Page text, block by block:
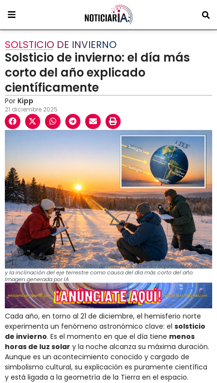
SOLSTICIO DE INVIERNO
Solsticio de invierno: el día más
corto del año explicado
científicamente
Por Kipp
21 diciembre 2025
Representación visual del solsticio de invierno, con el Sol bajo en el horizonte
y la inclinación del eje terrestre como causa del día más corto del año.
Imagen generada por IA
Cada año, en torno al 21 de diciembre, el hemisferio norte
experimenta un fenómeno astronómico clave: el solsticio
de invierno. Es el momento en que el día tiene menos
horas de luz solar y la noche alcanza su máxima duración.
Aunque es un acontecimiento conocido y cargado de
simbolismo cultural, su explicación es puramente científica
y está ligada a la geometría de la Tierra en el espacio.